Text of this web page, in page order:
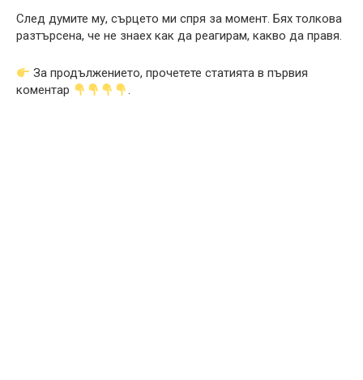
След думите му, сърцето ми спря за момент. Бях толкова
разтърсена, че не знаех как да реагирам, какво да правя.
За продължението, прочетете статията в първия
коментар
.